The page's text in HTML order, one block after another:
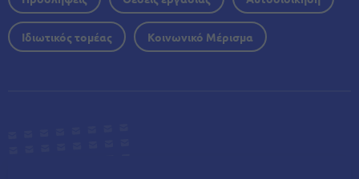
Ιδιωτικός τομέας Κοινωνικό Μέρισμα